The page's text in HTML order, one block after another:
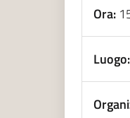
Ora:
Luogo: